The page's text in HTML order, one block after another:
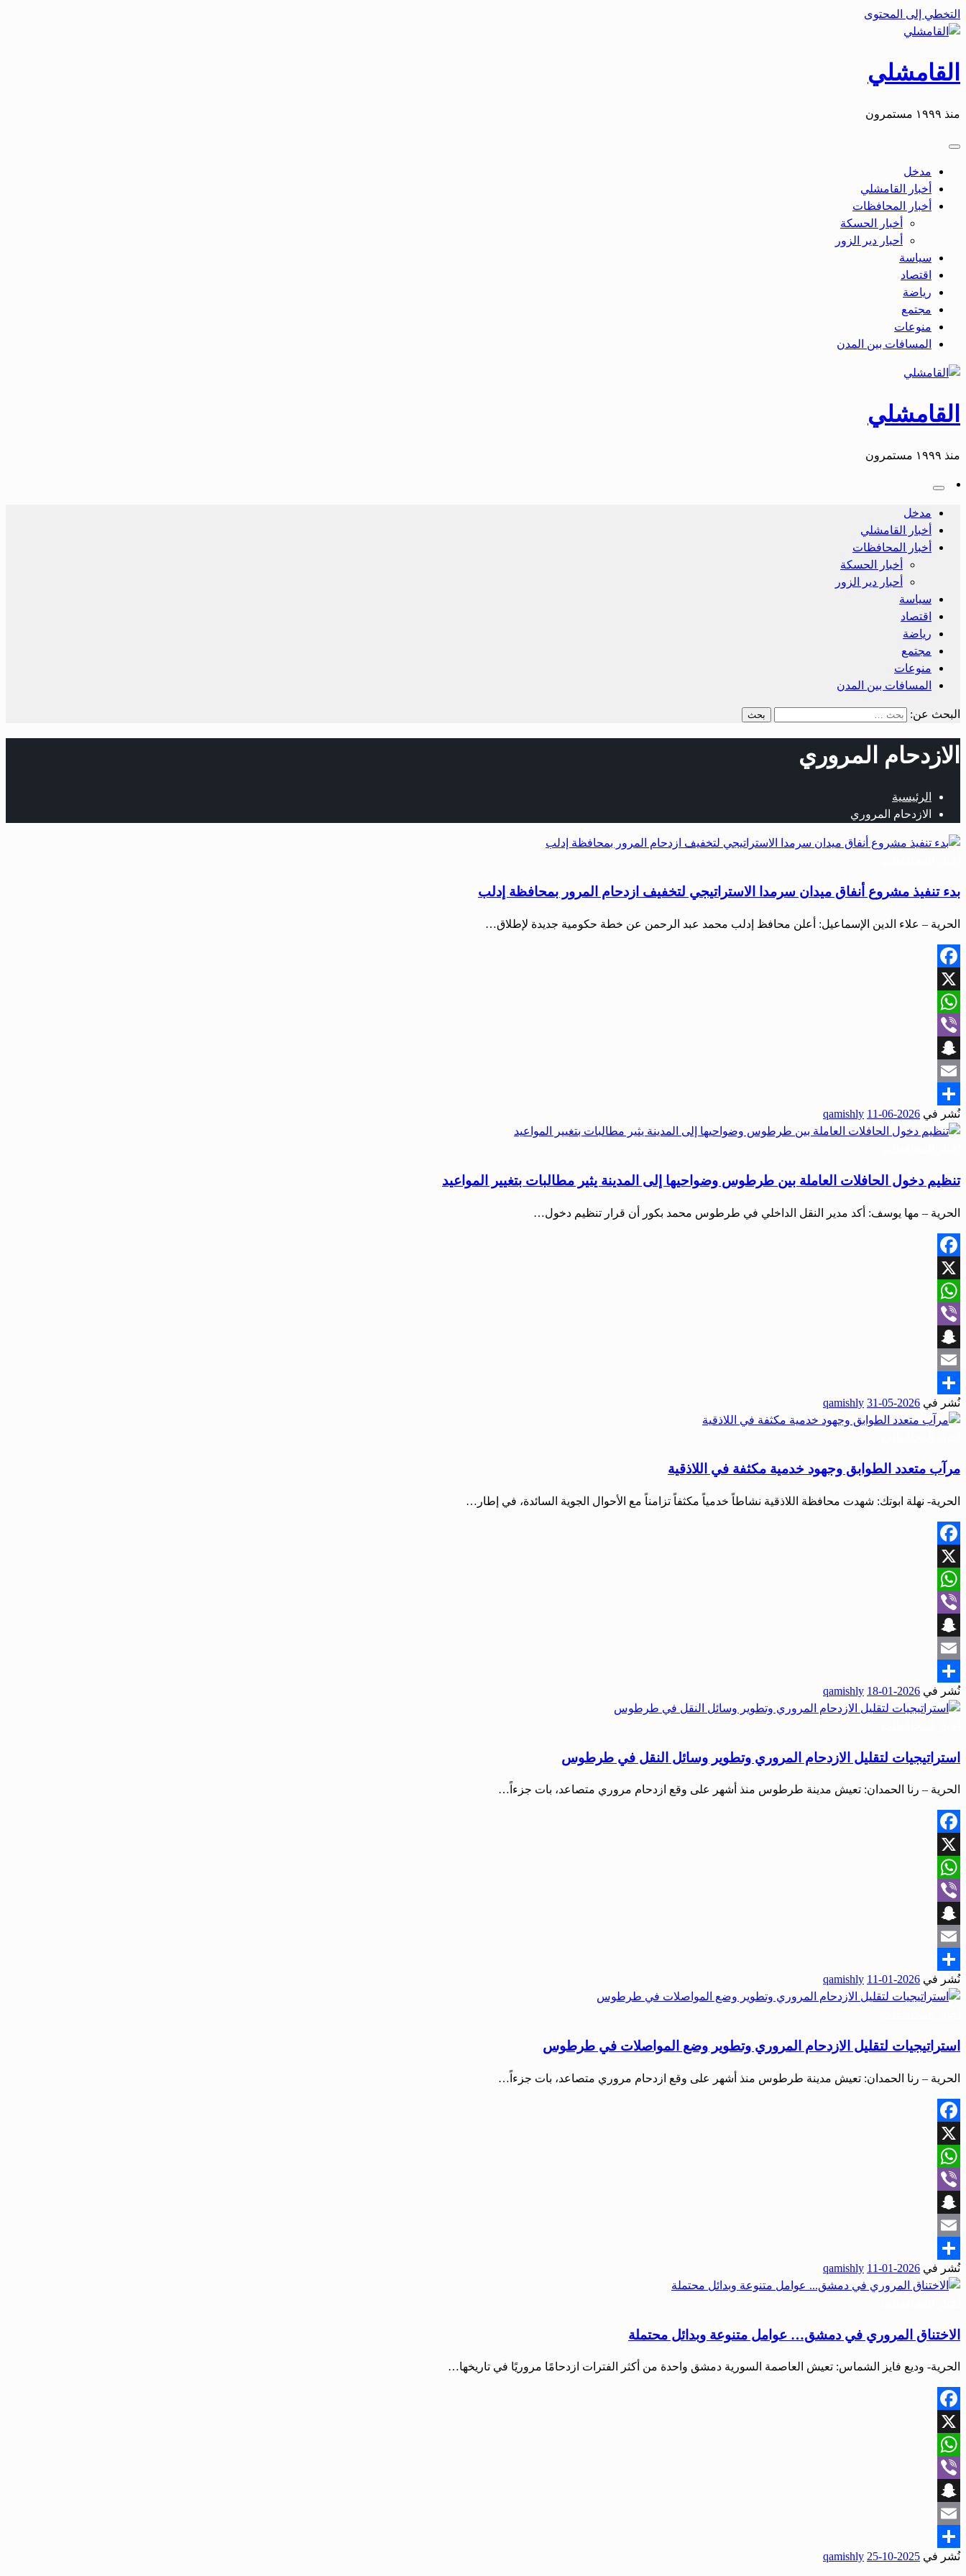
التخطي إلى المحتوى
القامشلي
منذ ١٩٩٩ مستمرون
مدخل
أخبار القامشلي
أخبار المحافظات
أخبار الحسكة
أحبار دير الزور
سياسة
اقتصاد
رياضة
مجتمع
منوعات
المسافات بين المدن
القامشلي
منذ ١٩٩٩ مستمرون
مدخل
أخبار القامشلي
أخبار المحافظات
أخبار الحسكة
أحبار دير الزور
سياسة
اقتصاد
رياضة
مجتمع
منوعات
المسافات بين المدن
البحث عن:
الازدحام المروري
الرئيسية
الازدحام المروري
بدء تنفيذ مشروع أنفاق ميدان سرمدا الاستراتيجي لتخفيف ازدحام المرور بمحافظة إدلب
الحرية – علاء الدين الإسماعيل: أعلن محافظ إدلب محمد عبد الرحمن عن خطة حكومية جديدة لإطلاق…
Facebook
X
WhatsApp
Viber
Snapchat
Email
Share
نُشر في 2026-06-11
qamishly
تنظيم دخول الحافلات العاملة بين طرطوس وضواحيها إلى المدينة يثير مطالبات بتغيير المواعيد
الحرية – مها يوسف: أكد مدير النقل الداخلي في طرطوس محمد بكور أن قرار تنظيم دخول…
Facebook
X
WhatsApp
Viber
Snapchat
Email
Share
نُشر في 2026-05-31
qamishly
مرآب متعدد الطوابق وجهود خدمية مكثفة في اللاذقية
الحرية- نهلة ابوتك: شهدت محافظة اللاذقية نشاطاً خدمياً مكثفاً تزامناً مع الأحوال الجوية السائدة، في إطار…
Facebook
X
WhatsApp
Viber
Snapchat
Email
Share
نُشر في 2026-01-18
qamishly
استراتيجيات لتقليل الازدحام المروري وتطوير وسائل النقل في طرطوس
الحرية – رنا الحمدان: تعيش مدينة طرطوس منذ أشهر على وقع ازدحام مروري متصاعد، بات جزءاً…
Facebook
X
WhatsApp
Viber
Snapchat
Email
Share
نُشر في 2026-01-11
qamishly
استراتيجيات لتقليل الازدحام المروري وتطوير وضع المواصلات في طرطوس
الحرية – رنا الحمدان: تعيش مدينة طرطوس منذ أشهر على وقع ازدحام مروري متصاعد، بات جزءاً…
Facebook
X
WhatsApp
Viber
Snapchat
Email
Share
نُشر في 2026-01-11
qamishly
الاختناق المروري في دمشق… عوامل متنوعة وبدائل محتملة
الحرية- وديع فايز الشماس: تعيش العاصمة السورية دمشق واحدة من أكثر الفترات ازدحامًا مروريًا في تاريخها…
Facebook
X
WhatsApp
Viber
Snapchat
Email
Share
نُشر في 2025-10-25
qamishly